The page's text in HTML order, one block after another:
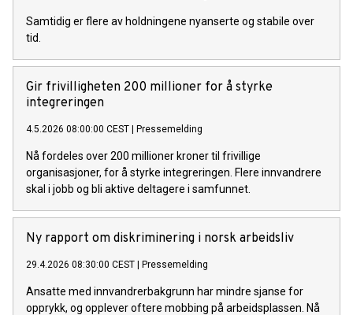
Samtidig er flere av holdningene nyanserte og stabile over
tid.
Gir frivilligheten 200 millioner for å styrke
integreringen
4.5.2026 08:00:00 CEST Pressemelding
Nå fordeles over 200 millioner kroner til frivillige
organisasjoner, for å styrke integreringen. Flere innvandrere
skal i jobb og bli aktive deltagere i samfunnet.
Ny rapport om diskriminering i norsk arbeidsliv
29.4.2026 08:30:00 CEST Pressemelding
Ansatte med innvandrerbakgrunn har mindre sjanse for
opprykk, og opplever oftere mobbing på arbeidsplassen. Nå